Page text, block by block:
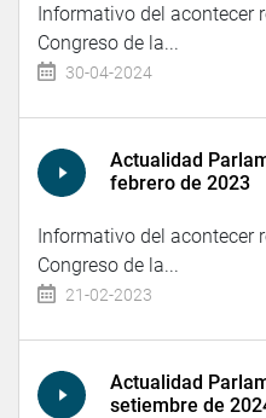
Informativo del acontecer
Congreso de la...
30-04-2024
Actualidad
febrero de 2023
Informativo del acontecer
Congreso de la...
21-02-2023
Actualidad
setiembre de